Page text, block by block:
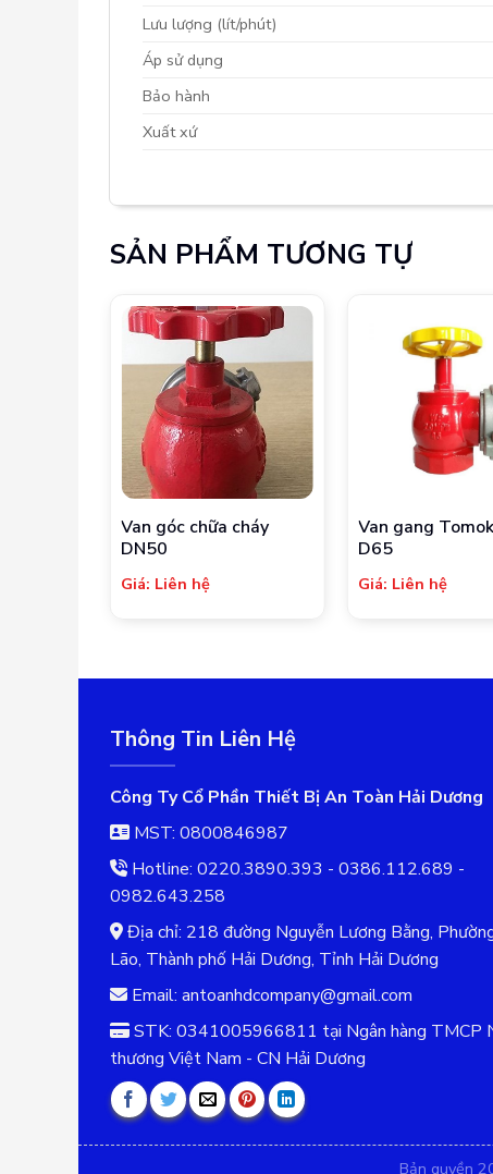
Lưu lượng (lít/phút)
Áp sử dụng
Bảo hành
Xuất xứ
SẢN PHẨM TƯƠNG TỰ
Van góc chữa cháy
DN50
Giá: Liên hệ
Van gang
D65
Giá: Liên hệ
Thông Tin Liên Hệ
Công Ty Cổ Phần Thiết Bị An Toàn Hải Dương
MST: 0800846987
Hotline: 0220.3890.393 - 0386.112.689 -
0982.643.258
Địa chỉ: 218 đường Nguyễn Lương Bằng,
Lão, Thành phố Hải Dương, Tỉnh Hải Dương
Email: antoanhdcompany@gmail.com
STK: 0341005966811 tại Ngân hàng TMCP
thương Việt Nam - CN Hải Dương
Bản quyền